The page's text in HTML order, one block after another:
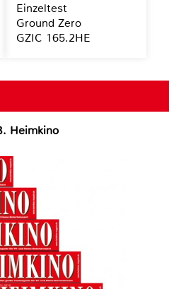
Heimkino
Einzeltest
Ground Zero
GZIC 165.2HE